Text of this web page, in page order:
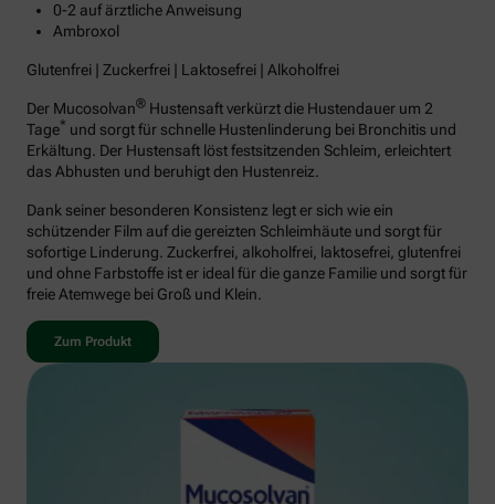
0-2 auf ärztliche Anweisung
Ambroxol
Glutenfrei | Zuckerfrei | Laktosefrei | Alkoholfrei
Der Mucosolvan® Hustensaft verkürzt die Hustendauer um 2
Tage* und sorgt für schnelle Hustenlinderung bei Bronchitis und
Erkältung. Der Hustensaft löst festsitzenden Schleim, erleichtert
das Abhusten und beruhigt den Hustenreiz.
Dank seiner besonderen Konsistenz legt er sich wie ein
schützender Film auf die gereizten Schleimhäute und sorgt für
sofortige Linderung. Zuckerfrei, alkoholfrei, laktosefrei, glutenfrei
und ohne Farbstoffe ist er ideal für die ganze Familie und sorgt für
freie Atemwege bei Groß und Klein.
Zum Produkt